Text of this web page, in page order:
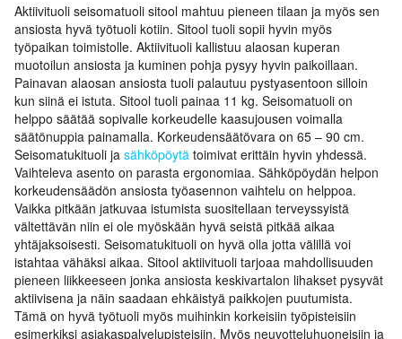
Aktiivituoli seisomatuoli sitool mahtuu pieneen tilaan ja myös sen
ansiosta hyvä työtuoli kotiin. Sitool tuoli sopii hyvin myös
työpaikan toimistolle. Aktiivituoli kallistuu alaosan kuperan
muotoilun ansiosta ja kuminen pohja pysyy hyvin paikoillaan.
Painavan alaosan ansiosta tuoli palautuu pystyasentoon silloin
kun siinä ei istuta. Sitool tuoli painaa 11 kg. Seisomatuoli on
helppo säätää sopivalle korkeudelle kaasujousen voimalla
säätönuppia painamalla. Korkeudensäätövara on 65 – 90 cm.
Seisomatukituoli ja sähköpöytä toimivat erittäin hyvin yhdessä.
Vaihteleva asento on parasta ergonomiaa. Sähköpöydän helpon
korkeudensäädön ansiosta työasennon vaihtelu on helppoa.
Vaikka pitkään jatkuvaa istumista suositellaan terveyssyistä
vältettävän niin ei ole myöskään hyvä seistä pitkää aikaa
yhtäjaksoisesti. Seisomatukituoli on hyvä olla jotta välillä voi
istahtaa vähäksi aikaa. Sitool aktiivituoli tarjoaa mahdollisuuden
pieneen liikkeeseen jonka ansiosta keskivartalon lihakset pysyvät
aktiivisena ja näin saadaan ehkäistyä paikkojen puutumista.
Tämä on hyvä työtuoli myös muihinkin korkeisiin työpisteisiin
esimerkiksi asiakaspalvelupisteisiin. Myös neuvotteluhuoneisiin ja